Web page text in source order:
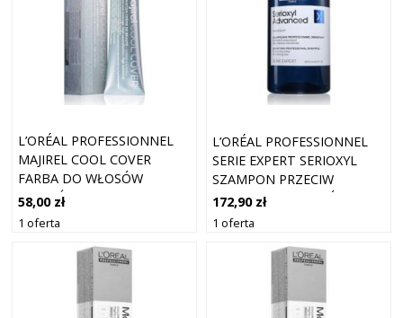
L’ORÉAL PROFESSIONNEL
MAJIREL COOL COVER
FARBA DO WŁOSÓW
ODCIEŃ COOL COVER 6 50
ML
58,00 zł
1 oferta
L’ORÉAL PROFESSIONNEL
SERIE EXPERT SERIOXYL
SZAMPON PRZECIW
WYPADANIU WŁOSÓW Z
AKTYWATOREM WZROSTU
172,90 zł
1 oferta